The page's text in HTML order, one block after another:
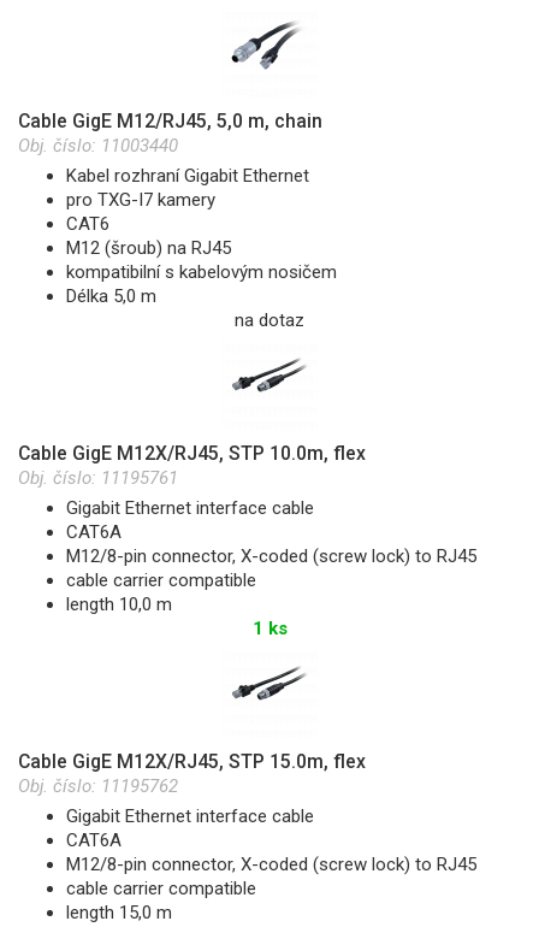
Cable GigE M12/RJ45, 5,0 m, chain
Obj. číslo: 11003440
Kabel rozhraní Gigabit Ethernet
pro TXG-I7 kamery
CAT6
M12 (šroub) na RJ45
kompatibilní s kabelovým nosičem
Délka 5,0 m
na dotaz
Cable GigE M12X/RJ45, STP 10.0m, flex
Obj. číslo: 11195761
Gigabit Ethernet interface cable
CAT6A
M12/8-pin connector, X-coded (screw lock) to RJ45
cable carrier compatible
length 10,0 m
1 ks
Cable GigE M12X/RJ45, STP 15.0m, flex
Obj. číslo: 11195762
Gigabit Ethernet interface cable
CAT6A
M12/8-pin connector, X-coded (screw lock) to RJ45
cable carrier compatible
length 15,0 m